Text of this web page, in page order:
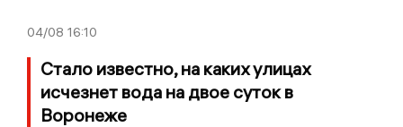
04/08 16:10
Стало известно, на каких улицах
исчезнет вода на двое суток в
Воронеже